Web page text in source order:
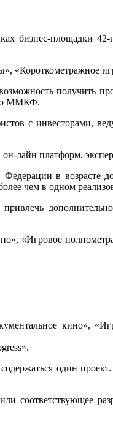
площадки 42-
«Короткометражное
получить
ММКФ.
с инвесторами,
лайн платформ,
в возрасте
чем в одном
«Игровое
кино»,
один
соответствующее